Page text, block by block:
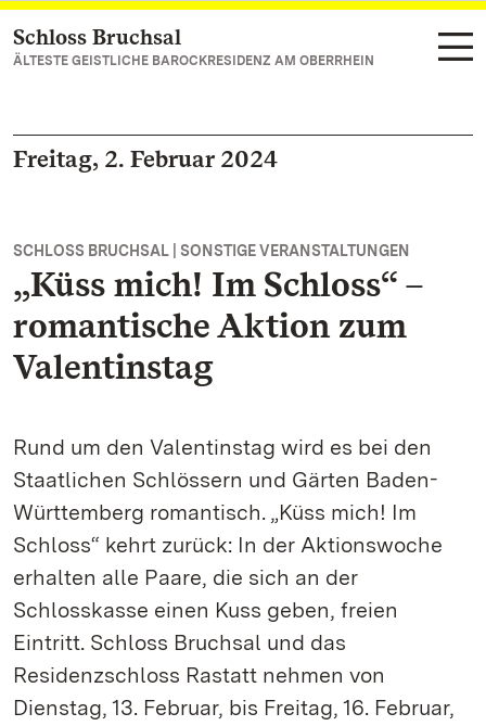
Zum Hauptinhalt springen
Schloss Bruchsal
ÄLTESTE GEISTLICHE BAROCKRESIDENZ AM OBERRHEIN
Freitag, 2. Februar 2024
SCHLOSS BRUCHSAL | SONSTIGE VERANSTALTUNGEN
„Küss mich! Im Schloss“ –
romantische Aktion zum
Valentinstag
Rund um den Valentinstag wird es bei den
Staatlichen Schlössern und Gärten Baden-
Württemberg romantisch. „Küss mich! Im
Schloss“ kehrt zurück: In der Aktionswoche
erhalten alle Paare, die sich an der
Schlosskasse einen Kuss geben, freien
Eintritt. Schloss Bruchsal und das
Residenzschloss Rastatt nehmen von
Dienstag, 13. Februar, bis Freitag, 16. Februar,